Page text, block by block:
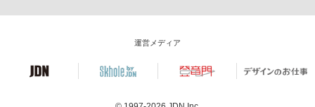
運営メディア